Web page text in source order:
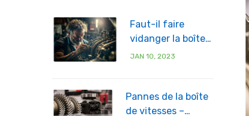
Faut-il faire
vidanger la boîte
de vitesses ?
JAN 10, 2023
Pannes de la boîte
de vitesses –